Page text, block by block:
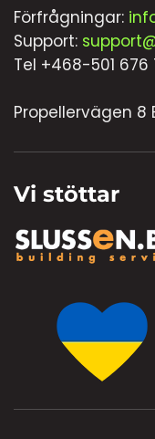
Förfrågningar:
Support:
Tel +468-501 676
Propellervägen 8
Vi stöttar